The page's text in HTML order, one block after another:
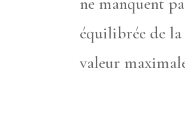
équilibrée de
valeur